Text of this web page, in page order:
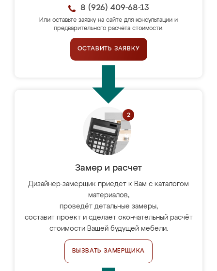
8 (926) 409-68-13
Или оставьте заявку на сайте для консультации и
предварительного расчёта стоимости.
ОСТАВИТЬ ЗАЯВКУ
Замер и расчет
Дизайнер-замерщик приедет к Вам с каталогом
материалов,
проведёт детальные замеры,
составит проект и сделает окончательный расчёт
стоимости Вашей будущей мебели.
ВЫЗВАТЬ ЗАМЕРЩИКА